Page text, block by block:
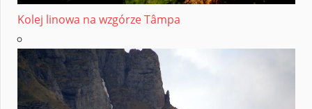
Kolej linowa na wzgórze Tâmpa